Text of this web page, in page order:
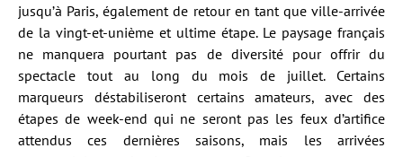
jusqu’à Paris, également de retour en tant que ville-arrivée
de la vingt-et-unième et ultime étape. Le paysage français
ne manquera pourtant pas de diversité pour offrir du
spectacle tout au long du mois de juillet. Certains
marqueurs déstabiliseront certains amateurs, avec des
étapes de week-end qui ne seront pas les feux d’artifice
attendus ces dernières saisons, mais les arrivées